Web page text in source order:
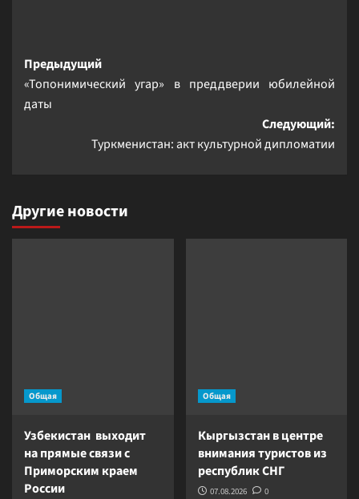
Навигация
записи
Предыдущий
«Топонимический угар» в преддверии юбилейной
даты
Следующий:
Туркменистан: акт культурной дипломатии
Другие новости
Общая
Узбекистан выходит
на прямые связи с
Приморским краем
России
Общая
Кыргызстан в центре
внимания туристов из
республик СНГ
07.08.2026 0